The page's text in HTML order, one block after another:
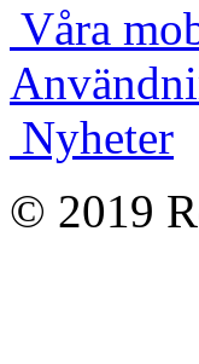
Våra
Nyheter
© 2019